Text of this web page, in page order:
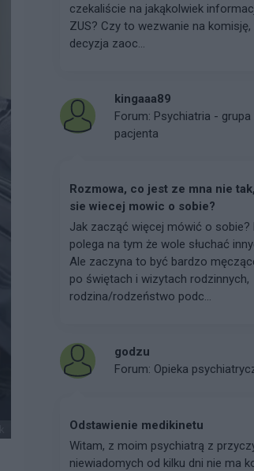
czekaliście na jakąkolwiek
ZUS? Czy to wezwanie na
decyzja zaoc...
kingaaa89
Forum: Psychiatria - grupa
pacjenta
Rozmowa, co jest ze mna nie
sie wiecej mowic o sobie?
Jak zacząć więcej mówić o sobie?
polega na tym że wole słuchać
Ale zaczyna to być bardzo
po świętach i wizytach rodzinnych,
rodzina/rodzeństwo podc...
godzu
Forum: Opieka
Odstawienie medikinetu
Witam, z moim psychiatrą z
niewiadomych od kilku dni nie ma